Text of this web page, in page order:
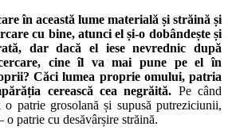
în această lume materială și străină și
cu bine, atunci el și-o dobândește și
dar dacă el iese nevrednic după
cine îl va mai pune pe el în
Căci lumea proprie omului, patria
cerească cea negrăită. Pe când
patrie grosolană și supusă putreziciunii,
patrie cu desăvârșire străină.